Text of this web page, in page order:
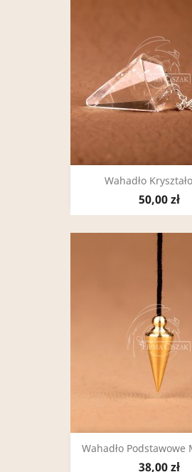
Wahadło
50,00 zł
Wahadło Podstawowe
38,00 zł